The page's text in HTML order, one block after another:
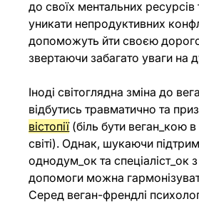
до своїх ментальних ресурсів
уникати непродуктивних
допоможуть йти своєю
звертаючи забагато уваги на
Іноді світоглядна зміна до
відбутись травматично та
вістопії (біль бути веган_кою
світі). Однак, шукаючи
однодум_ок та спеціаліст_ок
допомоги можна
Серед веган-френдлі